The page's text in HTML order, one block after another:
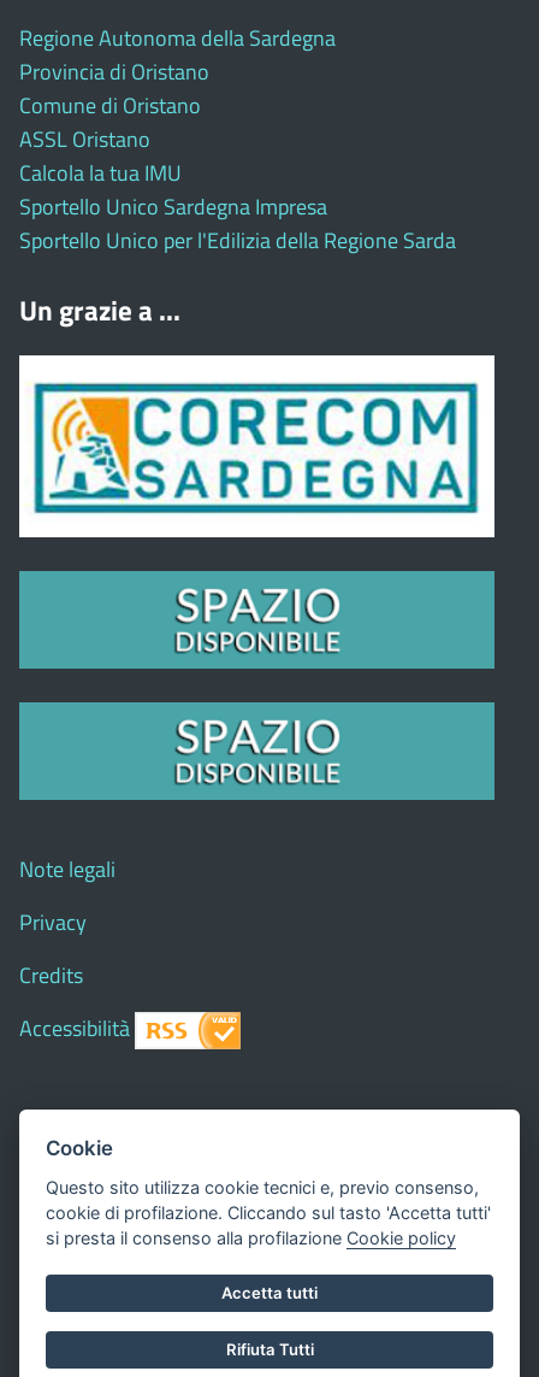
Regione Autonoma della Sardegna
Provincia di Oristano
Comune di Oristano
ASSL Oristano
Calcola la tua IMU
Sportello Unico Sardegna Impresa
Sportello Unico per l'Edilizia della Regione Sarda
Un grazie a ...
Note legali
Privacy
Credits
Accessibilità
© 2018 Comune di
del Comune - CMS:Città In Comune
Questo sito utilizza, nella versione per UTENTI CON
DISLESSIA,Biancoenero ®, una font italiana ad Alta
Leggibilità.
Valuta questo sito
Cookie
Questo sito utilizza cookie tecnici e, previo consenso,
cookie di profilazione. Cliccando sul tasto 'Accetta tutti'
si presta il consenso alla profilazione Cookie policy
Accetta tutti
Rifiuta Tutti